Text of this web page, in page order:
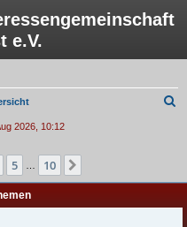
e.V.
e
2026, 10:12
5 10